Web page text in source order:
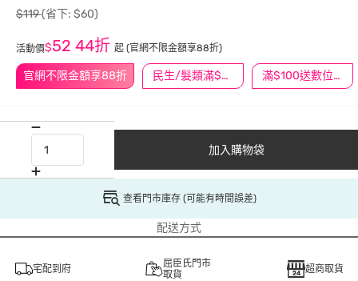
官網不限金額享88折 民生/髮類滿$388送舒潔冰巾 滿$100送數位印花
$119(省下: $60)
活動價$52 44折 起 (官網不限金額享88折)
加入購物袋
查看門市庫存 (可能有時間誤差)
配送方式
宅配到府
屈臣氏門市
取貨
超商取貨